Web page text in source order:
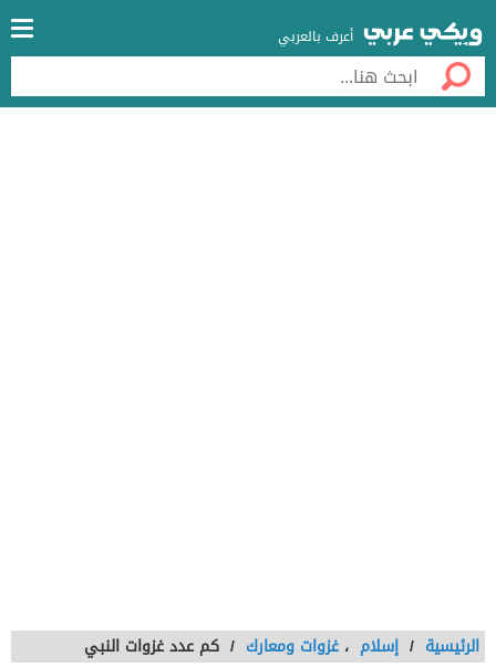
أعرف بالعربي
الرئيسية / إسلام ،غزوات ومعارك / كم عدد غزوات النبي